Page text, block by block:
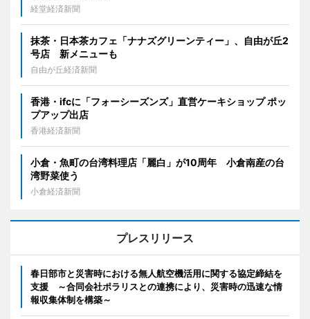
経堂経済新聞
抹茶・日本茶カフェ「ナナズグリーンティー」、自由が丘2
号店 新メニューも
自由が丘経済新聞
香港・ifcに「フォーシーズンズ」直営ケーキショップ ポッ
プアップ出店
香港経済新聞
小倉・魚町の台湾料理店「麗白」が10周年 小倉南産の台
湾野菜使う
小倉経済新聞
プレスリリース
春日部市と災害時における無人航空機活用に関する協定締結を
支援 ～合同会社ポラリスとの連携により、災害時の迅速な情
報収集体制を構築～